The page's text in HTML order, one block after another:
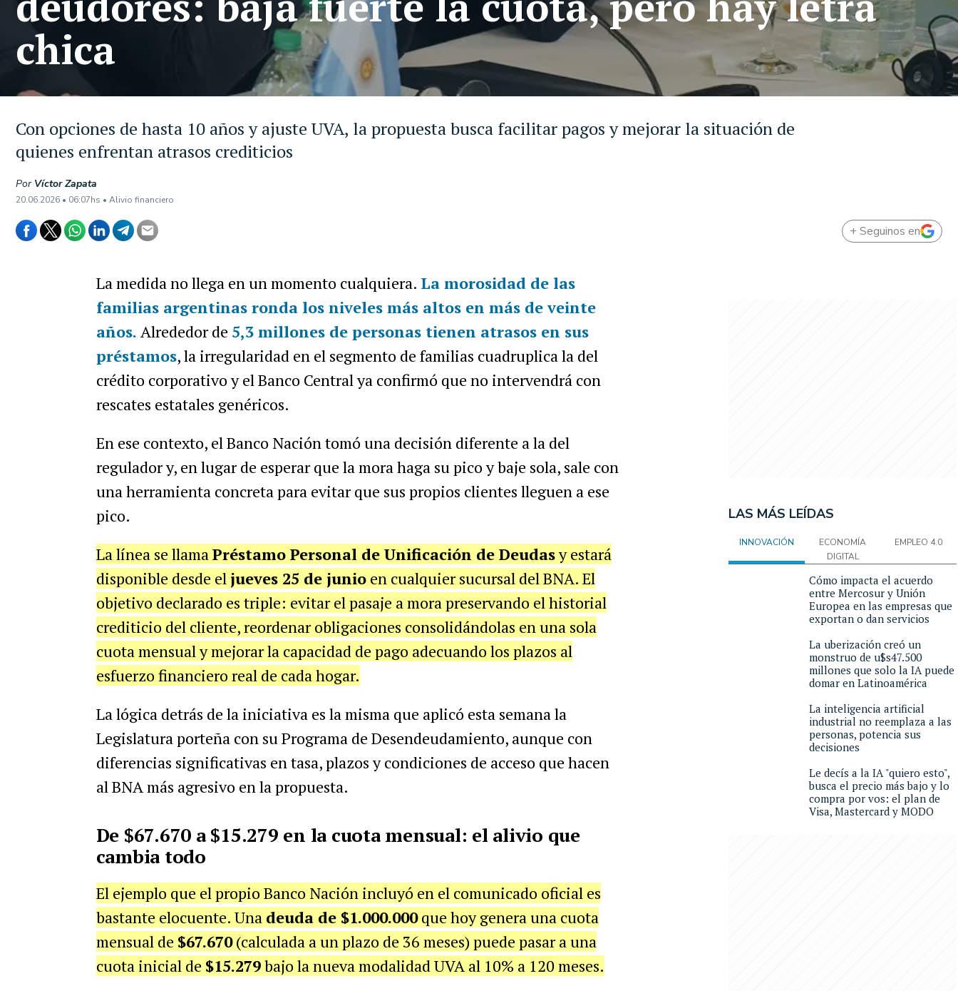
Con opciones de hasta 10 años y ajuste UVA, la propuesta busca facilitar pagos y mejorar la situación de
quienes enfrentan atrasos crediticios
Por Víctor Zapata
20.06.2026 • 06:07hs • Alivio financiero
chica
+ Seguinos en
La medida no llega en un momento cualquiera. La morosidad de las
familias argentinas ronda los niveles más altos en más de veinte
años. Alrededor de 5,3 millones de personas tienen atrasos en sus
préstamos, la irregularidad en el segmento de familias cuadruplica la del
crédito corporativo y el Banco Central ya confirmó que no intervendrá con
rescates estatales genéricos.
En ese contexto, el Banco Nación tomó una decisión diferente a la del
regulador y, en lugar de esperar que la mora haga su pico y baje sola, sale con
una herramienta concreta para evitar que sus propios clientes lleguen a ese
pico.
La línea se llamaPréstamo Personal de Unificación de Deudasy estará
disponible desde el jueves 25 de junioen cualquier sucursal del BNA. El
objetivo declarado es triple: evitar el pasaje a mora preservando el historial
crediticio del cliente, reordenar obligaciones consolidándolas en una sola
cuota mensual y mejorar la capacidad de pago adecuando los plazos al
esfuerzo financiero real de cada hogar.
La lógica detrás de la iniciativa es la misma que aplicó esta semana la
Legislatura porteña con su Programa de Desendeudamiento, aunque con
diferencias significativas en tasa, plazos y condiciones de acceso que hacen
al BNA más agresivo en la propuesta.
De $67.670 a $15.279 en la cuota mensual: el alivio que
cambia todo
El ejemplo que el propio Banco Nación incluyó en el comunicado oficial es
bastante elocuente. Una deuda de $1.000.000que hoy genera una cuota
mensual de $67.670(calculada a un plazo de 36 meses) puede pasar a una
cuota inicial de $15.279bajo la nueva modalidad UVA al 10% a 120 meses.
LAS MÁS LEÍDAS
INNOVACIÓN
ECONOMÍA
DIGITAL
EMPLEO 4.0
Cómo impacta el acuerdo
entre Mercosur y Unión
Europea en las empresas que
exportan o dan servicios
La uberización creó un
monstruo de u$s47.500
millones que solo la IA puede
domar en Latinoamérica
La inteligencia artificial
industrial no reemplaza a las
personas, potencia sus
decisiones
Le decís a la IA "quiero esto",
busca el precio más bajo y lo
compra por vos: el plan de
Visa, Mastercard y MODO